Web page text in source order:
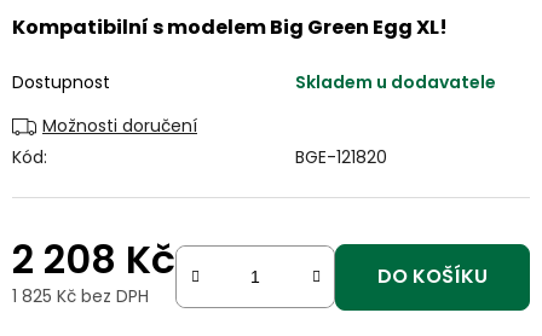
Kompatibilní s modelem Big Green Egg XL!
Dostupnost
Skladem u dodavatele
Možnosti doručení
Kód:
BGE-121820
2 208 Kč
1 825 Kč bez DPH
DO KOŠÍKU